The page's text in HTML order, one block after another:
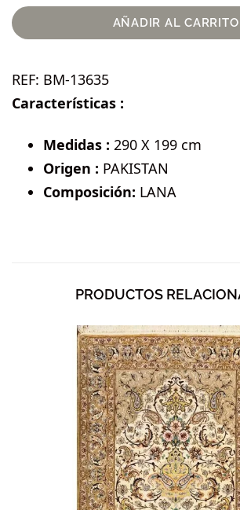
AÑADIR AL CARRITO
REF: BM-13635
Características :
Medidas : 290 X 199 cm
Origen : PAKISTAN
Composición: LANA
PRODUCTOS